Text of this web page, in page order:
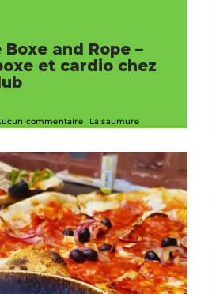
and Rope –
et cardio chez
commentaire La saumure